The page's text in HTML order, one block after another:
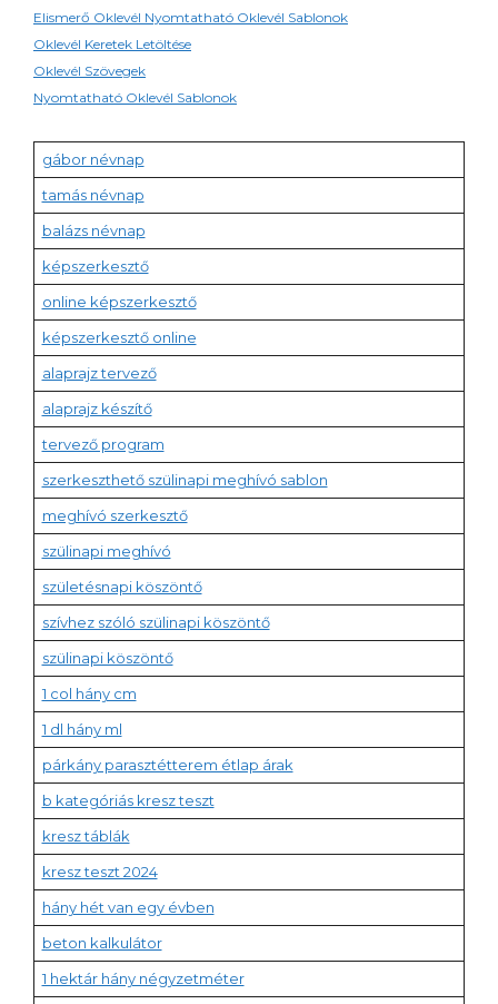
Elismerő Oklevél Nyomtatható Oklevél Sablonok
Oklevél Keretek Letöltése
Oklevél Szövegek
Nyomtatható Oklevél Sablonok
gábor névnap
tamás névnap
balázs névnap
képszerkesztő
online képszerkesztő
képszerkesztő online
alaprajz tervező
alaprajz készítő
tervező program
szerkeszthető szülinapi meghívó sablon
meghívó szerkesztő
szülinapi meghívó
születésnapi köszöntő
szívhez szóló szülinapi köszöntő
szülinapi köszöntő
1 col hány cm
1 dl hány ml
párkány parasztétterem étlap árak
b kategóriás kresz teszt
kresz táblák
kresz teszt 2024
hány hét van egy évben
beton kalkulátor
1 hektár hány négyzetméter